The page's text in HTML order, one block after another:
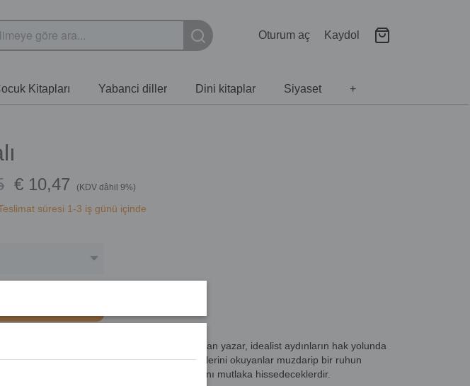
Oturum aç Kaydol
Kitapları Yabanci diller Dini kitaplar Siyaset +
€ 10,47 (KDV dâhil 9%)
süresi 1-3 iş günü içinde
romantizmi" oluşturmak amacında olan yazar, idealist aydınların hak yolunda
mücadelesini öne çıkarıyor. Onun hikayelerini okuyanlar muzdarip bir ruhun
merhamet hamlesini ve ötelere uzanan aşkını mutlaka hissedeceklerdir.